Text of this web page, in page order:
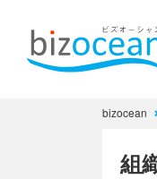
bizocean
組